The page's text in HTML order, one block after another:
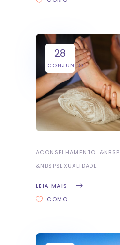
28
CONJUNTO
ACONSELHAMENTO &NBSP
&NBSPSEXUALIDADE
LEIA MAIS
COMO